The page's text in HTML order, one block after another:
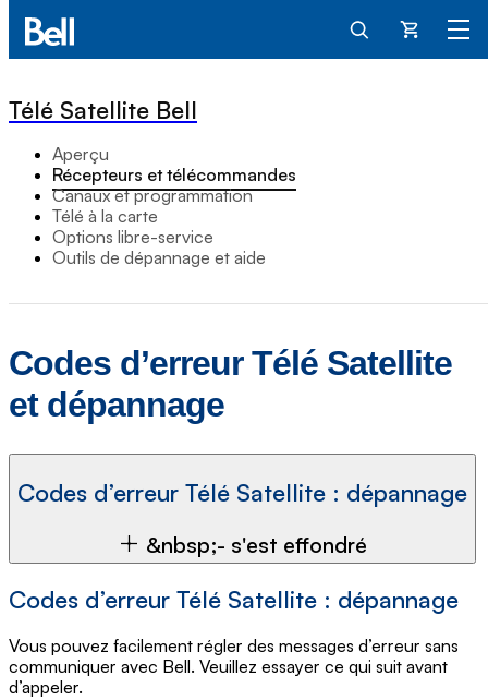
Panier
Télé Satellite Bell
Aperçu
Récepteurs et télécommandes
Canaux et programmation
Télé à la carte
Options libre-service
Outils de dépannage et aide
Codes d’erreur Télé Satellite
et dépannage
Codes d’erreur Télé Satellite : dépannage
&nbsp;- s'est effondré
Codes d’erreur Télé Satellite : dépannage
Vous pouvez facilement régler des messages d’erreur sans
communiquer avec Bell. Veuillez essayer ce qui suit avant
d’appeler.